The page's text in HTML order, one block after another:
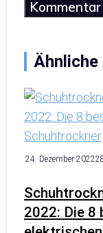
Ähnliche
2022: Die 8
24. Dezember 2022